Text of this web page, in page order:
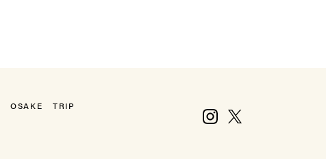
OSAKE
TRIP
Instagram